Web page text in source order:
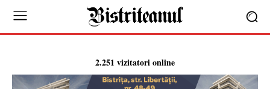
2.251 vizitatori online